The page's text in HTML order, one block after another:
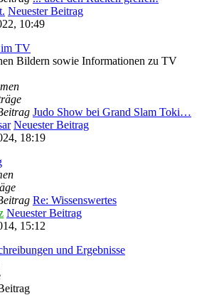
Neuester Beitrag
10:49
TV
Bildern sowie Informationen zu TV
Judo Show bei Grand Slam Toki…
Neuester Beitrag
18:19
Re: Wissenswertes
Neuester Beitrag
15:12
und Ergebnisse